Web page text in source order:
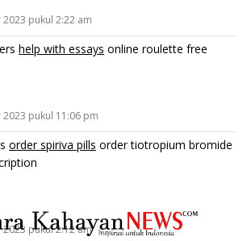
pukul 2:22 am
help with essays online roulette free
pukul 11:06 pm
order spiriva pills order tiotropium bromide
pukul 2:12 am